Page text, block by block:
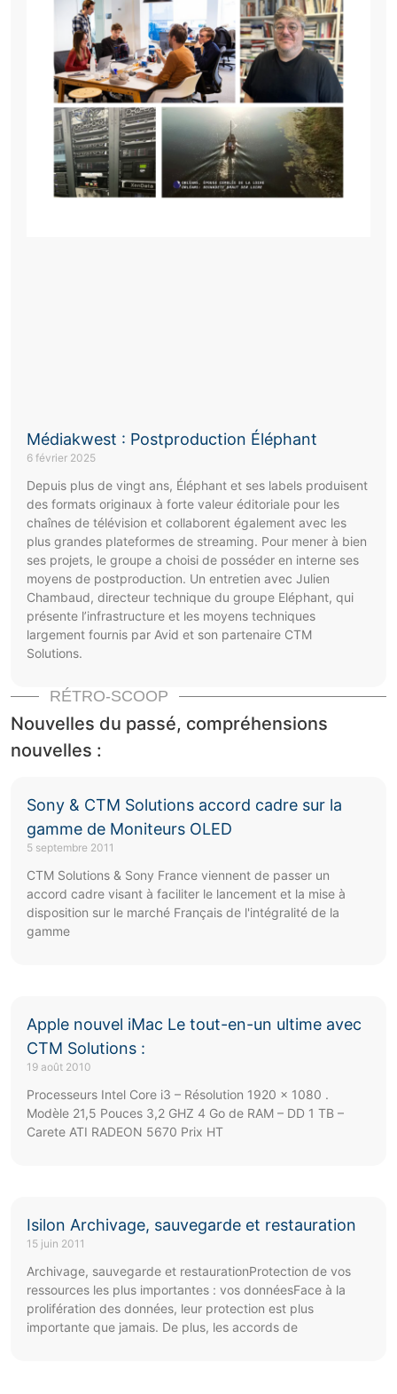
Médiakwest : Postproduction Éléphant
6 février 2025
Depuis plus de vingt ans, Éléphant et ses labels produisent
des formats originaux à forte valeur éditoriale pour les
chaînes de télévision et collaborent également avec les
plus grandes plateformes de streaming. Pour mener à bien
ses projets, le groupe a choisi de posséder en interne ses
moyens de postproduction. Un entretien avec Julien
Chambaud, directeur technique du groupe Eléphant, qui
présente l’infrastructure et les moyens techniques
largement fournis par Avid et son partenaire CTM
Solutions.
RÉTRO-SCOOP
Nouvelles du passé, compréhensions
nouvelles :
Sony & CTM Solutions accord cadre sur la
gamme de Moniteurs OLED
5 septembre 2011
CTM Solutions & Sony France viennent de passer un
accord cadre visant à faciliter le lancement et la mise à
disposition sur le marché Français de l'intégralité de la
gamme
Apple nouvel iMac Le tout-en-un ultime avec
CTM Solutions :
19 août 2010
Processeurs Intel Core i3 – Résolution 1920 x 1080 .
Modèle 21,5 Pouces 3,2 GHZ 4 Go de RAM – DD 1 TB –
Carete ATI RADEON 5670 Prix HT
Isilon Archivage, sauvegarde et restauration
15 juin 2011
Archivage, sauvegarde et restaurationProtection de vos
ressources les plus importantes : vos donnéesFace à la
prolifération des données, leur protection est plus
importante que jamais. De plus, les accords de